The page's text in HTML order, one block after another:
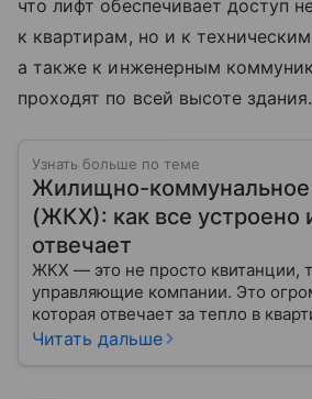
что лифт обеспечивает доступ
к квартирам, но и к
а также к инженерным
проходят по всей высоте здания.
Узнать больше по теме
Жилищно-коммунальное
(ЖКХ): как все устроено
отвечает
ЖКХ — это не просто квитанции,
управляющие компании. Это
которая отвечает за тепло в
кране, освещение улиц и чистоту
Читать дальше